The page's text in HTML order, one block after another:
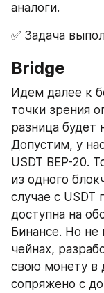
аналоги.
✅ Задача
Bridge
Идем далее к
точки зрения
разница будет
Допустим, у
USDT BEP-20.
из одного
случае с
доступна на
Бинансе. Но не
чейнах,
свою монету в
сопряжено с